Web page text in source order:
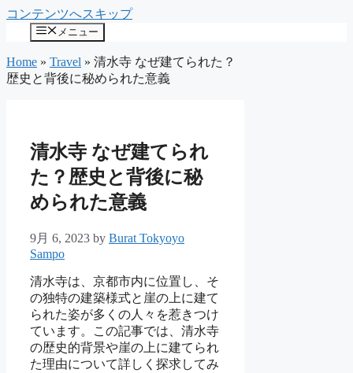
コンテンツへスキップ
メニュー
Home » Travel » 清水寺 なぜ建てられた？
歴史と背後に秘められた意義
清水寺 なぜ建てられ
た？歴史と背後に秘
められた意義
9月 6, 2023 by Burat Tokyoyo
Sampo
清水寺は、京都市内に位置し、そ
の独特の建築様式と崖の上に建て
られた姿が多くの人々を惹きつけ
ています。この記事では、清水寺
の歴史的背景や崖の上に建てられ
た理由について詳しく探求してみ